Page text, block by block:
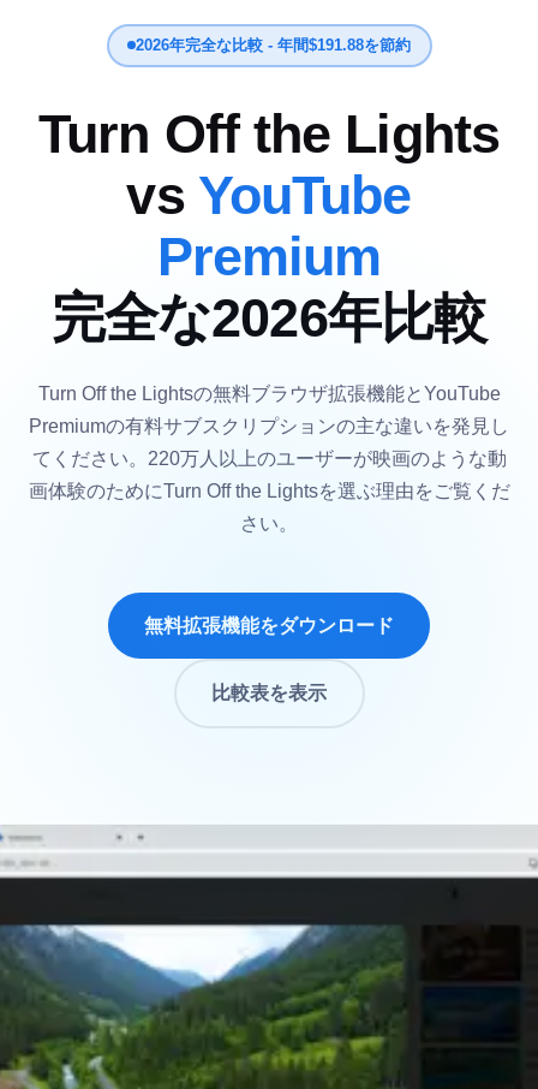
2026年完全な比較 - 年間$191.88を節約
Turn Off the Lights
vs YouTube
Premium
完全な2026年比較
Turn Off the Lightsの無料ブラウザ拡張機能とYouTube
Premiumの有料サブスクリプションの主な違いを発見し
てください。220万人以上のユーザーが映画のような動
画体験のためにTurn Off the Lightsを選ぶ理由をご覧くだ
さい。
無料拡張機能をダウンロード
比較表を表示